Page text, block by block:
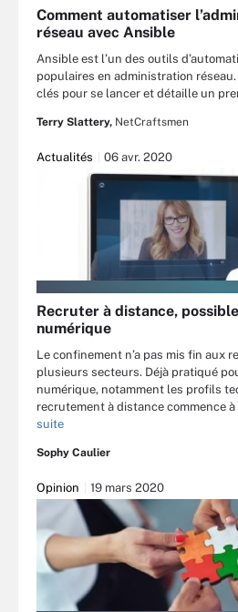
Comment automatiser
réseau avec Ansible
Ansible est l’un des outils
populaires en administration
clés pour se lancer et détaille un
Terry Slattery, NetCraftsmen
Actualités 06 avr. 2020
Recruter à distance,
numérique
Le confinement n’a pas mis fin aux
plusieurs secteurs. Déjà pratiqué
numérique, notamment les profils
recrutement à distance commence à
suite
Sophy Caulier
Opinion 19 mars 2020